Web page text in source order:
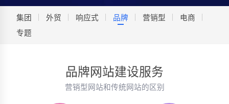
集团 外贸 响应式 品牌 营销型
电商
专题
品牌网站建设服务
营销型网站和传统网站的区别